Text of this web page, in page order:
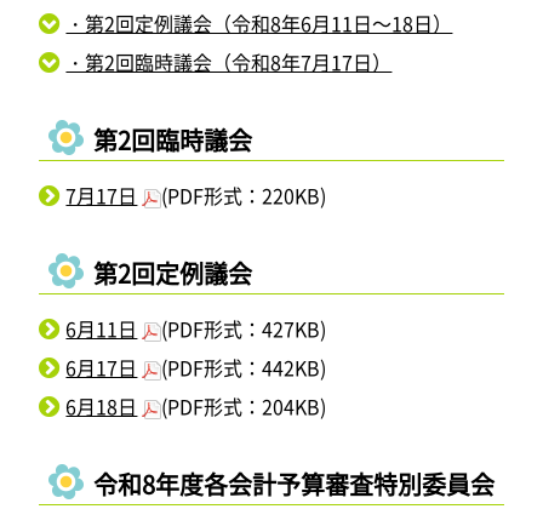
・第2回定例議会（令和8年6月11日～18日）
・第2回臨時議会（令和8年7月17日）
第2回臨時議会
7月17日 (PDF形式：220KB)
第2回定例議会
6月11日
(PDF形式：427KB)
6月17日
(PDF形式：442KB)
6月18日
(PDF形式：204KB)
令和8年度各会計予算審査特別委員会